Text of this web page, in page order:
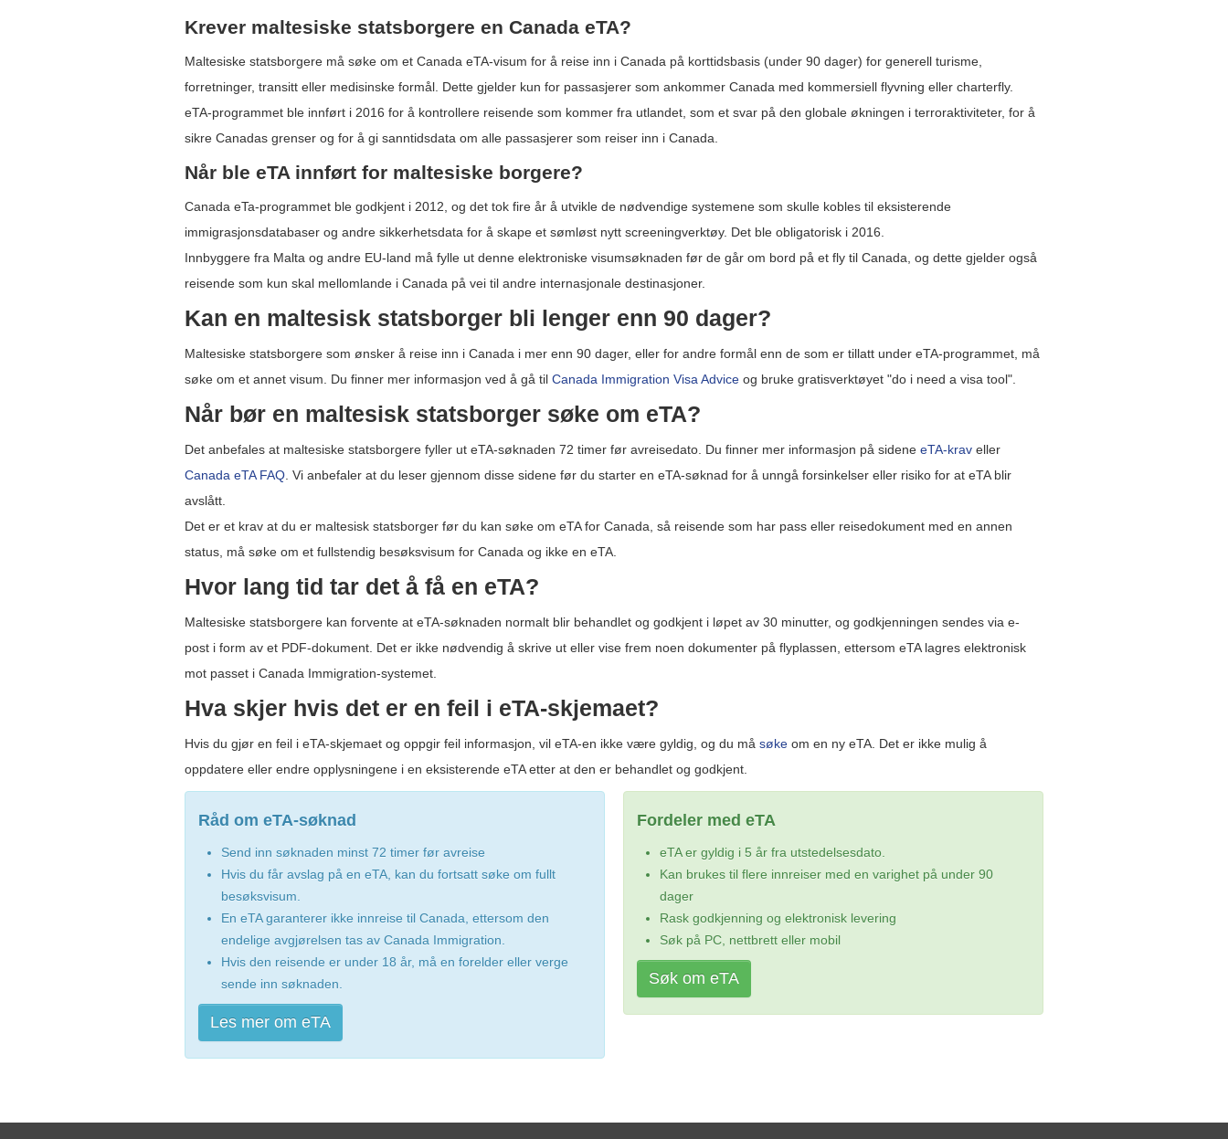
Krever maltesiske statsborgere en Canada eTA?
Maltesiske statsborgere må søke om et Canada eTA-visum for å reise inn i Canada på korttidsbasis (under 90 dager) for generell turisme,
forretninger, transitt eller medisinske formål. Dette gjelder kun for passasjerer som ankommer Canada med kommersiell flyvning eller charterfly.
eTA-programmet ble innført i 2016 for å kontrollere reisende som kommer fra utlandet, som et svar på den globale økningen i terroraktiviteter, for å
sikre Canadas grenser og for å gi sanntidsdata om alle passasjerer som reiser inn i Canada.
Når ble eTA innført for maltesiske borgere?
Canada eTa-programmet ble godkjent i 2012, og det tok fire år å utvikle de nødvendige systemene som skulle kobles til eksisterende
immigrasjonsdatabaser og andre sikkerhetsdata for å skape et sømløst nytt screeningverktøy. Det ble obligatorisk i 2016.
Innbyggere fra Malta og andre EU-land må fylle ut denne elektroniske visumsøknaden før de går om bord på et fly til Canada, og dette gjelder også
reisende som kun skal mellomlande i Canada på vei til andre internasjonale destinasjoner.
Kan en maltesisk statsborger bli lenger enn 90 dager?
Maltesiske statsborgere som ønsker å reise inn i Canada i mer enn 90 dager, eller for andre formål enn de som er tillatt under eTA-programmet, må
søke om et annet visum. Du finner mer informasjon ved å gå til Canada Immigration Visa Advice og bruke gratisverktøyet "do i need a visa tool".
Når bør en maltesisk statsborger søke om eTA?
Det anbefales at maltesiske statsborgere fyller ut eTA-søknaden 72 timer før avreisedato. Du finner mer informasjon på sidene eTA-krav eller
Canada eTA FAQ . Vi anbefaler at du leser gjennom disse sidene før du starter en eTA-søknad for å unngå forsinkelser eller risiko for at eTA blir
avslått.
Det er et krav at du er maltesisk statsborger før du kan søke om eTA for Canada, så reisende som har pass eller reisedokument med en annen
status, må søke om et fullstendig besøksvisum for Canada og ikke en eTA.
Hvor lang tid tar det å få en eTA?
Maltesiske statsborgere kan forvente at eTA-søknaden normalt blir behandlet og godkjent i løpet av 30 minutter, og godkjenningen sendes via e-
post i form av et PDF-dokument. Det er ikke nødvendig å skrive ut eller vise frem noen dokumenter på flyplassen, ettersom eTA lagres elektronisk
mot passet i Canada Immigration-systemet.
Hva skjer hvis det er en feil i eTA-skjemaet?
Hvis du gjør en feil i eTA-skjemaet og oppgir feil informasjon, vil eTA-en ikke være gyldig, og du må søke om en ny eTA. Det er ikke mulig å
oppdatere eller endre opplysningene i en eksisterende eTA etter at den er behandlet og godkjent.
Råd om eTA-søknad
Send inn søknaden minst 72 timer før avreise
Hvis du får avslag på en eTA, kan du fortsatt søke om fullt
besøksvisum.
En eTA garanterer ikke innreise til Canada, ettersom den
endelige avgjørelsen tas av Canada Immigration.
Hvis den reisende er under 18 år, må en forelder eller verge
sende inn søknaden.
Les mer om eTA
Fordeler med eTA
eTA er gyldig i 5 år fra utstedelsesdato.
Kan brukes til flere innreiser med en varighet på under 90
dager
Rask godkjenning og elektronisk levering
Søk på PC, nettbrett eller mobil
Søk om eTA